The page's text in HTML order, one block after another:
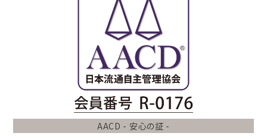
AACD - 安心の証 -